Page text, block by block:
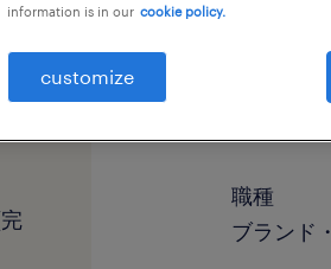
職種
ブランド
information is in our cookie policy.
customize